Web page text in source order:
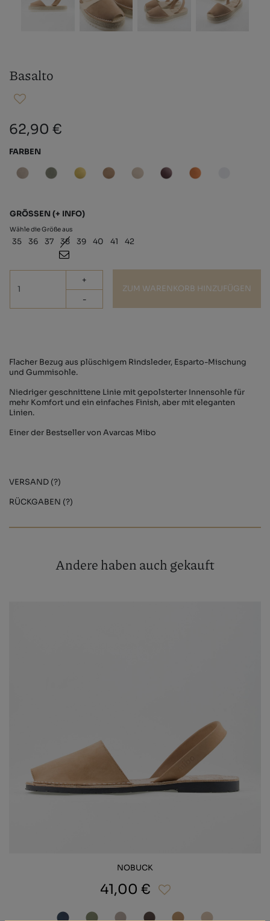
Basalto
62,90 €
FARBEN
GRÖSSEN (+ INFO)
Wähle die Größe aus
35 36 37 38 39 40 41 42
+
-
ZUM WARENKORB HINZUFÜGEN
Flacher Bezug aus plüschigem Rindsleder, Esparto-Mischung
und Gummisohle.
Niedriger geschnittene Linie mit gepolsterter Innensohle für
mehr Komfort und ein einfaches Finish, aber mit eleganten
Linien.
Einer der Bestseller von Avarcas Mibo
VERSAND (?)
RÜCKGABEN (?)
Andere haben auch gekauft
NOBUCK
41,00 €